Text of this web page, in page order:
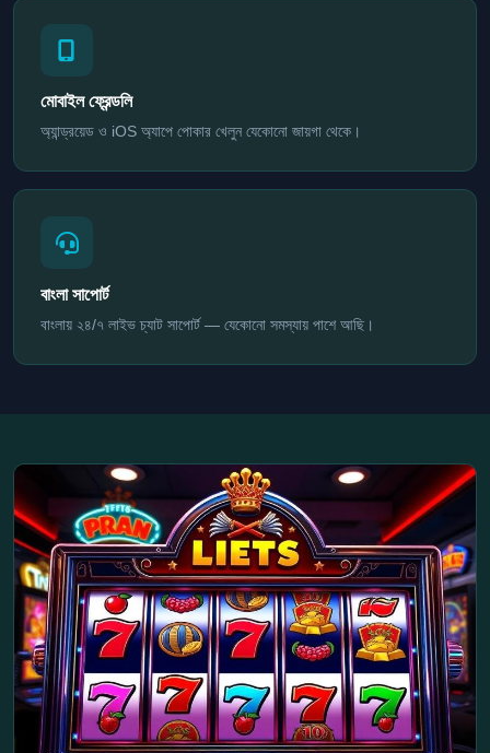
মোবাইল ফ্রেন্ডলি
অ্যান্ড্রয়েড ও iOS অ্যাপে পোকার খেলুন যেকোনো জায়গা থেকে।
বাংলা সাপোর্ট
বাংলায় ২৪/৭ লাইভ চ্যাট সাপোর্ট — যেকোনো সমস্যায় পাশে আছি।